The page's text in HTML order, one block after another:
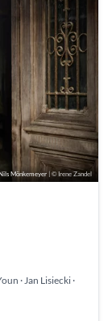
Mönkemeyer | © Irene Zandel
· Jan Lisiecki ·